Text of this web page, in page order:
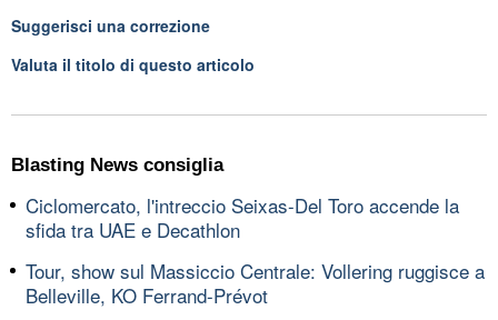
Suggerisci una correzione
Valuta il titolo di questo articolo
Blasting News consiglia
Ciclomercato, l'intreccio Seixas-Del Toro accende la
sfida tra UAE e Decathlon
Tour, show sul Massiccio Centrale: Vollering ruggisce a
Belleville, KO Ferrand-Prévot